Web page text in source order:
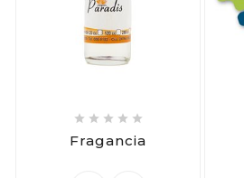
    
Fragancia